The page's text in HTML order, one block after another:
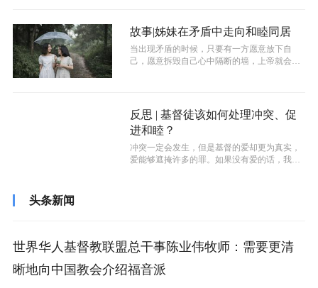
故事|姊妹在矛盾中走向和睦同居
当出现矛盾的时候，只要有一方愿意放下自
己，愿意拆毁自己心中隔断的墙，上帝就会在
反思 | 基督徒该如何处理冲突、促
进和睦？
冲突一定会发生，但是基督的爱却更为真实，
爱能够遮掩许多的罪。如果没有爱的话，我们
头条新闻
世界华人基督教联盟总干事陈业伟牧师：需要更清
晰地向中国教会介绍福音派